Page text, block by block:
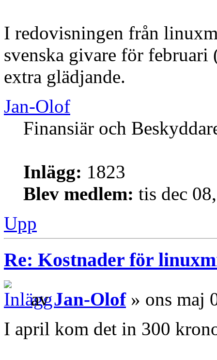
I redovisningen från
svenska givare för
extra glädjande.
Jan-Olof
Finansiär och
Inlägg: 1823
Blev medlem: tis dec
Upp
Re: Kostnader för
avJan-Olof» ons maj
I april kom det in 300